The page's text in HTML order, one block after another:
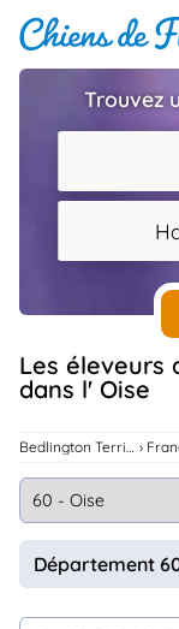
Chiots
Éleveurs
Étalons
Chiens
Services
..
Assurances
Connexion
Trouvez
Les éleveurs de race Bedlington Terrier
dans l' Oise
Bedlington Terrier
Département